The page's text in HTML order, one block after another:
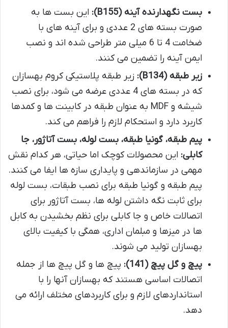
بست نگهدارنده آینه (B155):
این بست ها به
صورت بسته های 2 عددی و برای آینه های با
ضخامت 4 تا 6 میلی متر طراحی شده اند و نصب
ایمن آینه را تضمین می کنند.
زیر طبقه (B134):
زیر طبقه پلاستیکی کروم بهسازان
که در بسته های 4 عددی عرضه می شود، برای نصب
شیشه و MDF به عنوان طبقه در کابینت ها و کمدها
کاربرد دارد و استحکام لازم را فراهم می کند.
پیم طبقه، گونیا طبقه، بست لوله، بست آتاژور، جا
کابلی: این محصولات کوچک اما حیاتی، هر کدام نقش
مهمی در سازماندهی و پایداری سازه ها ایفا می کنند.
پیم طبقه و گونیا طبقه برای نصب طبقات، بست لوله
برای ثابت نگه داشتن لوله ها، بست آتاژور برای
اتصالات خاص و جا کابلی برای نظم بخشیدن به کابل
ها در میزها و مبلمان اداری، همگی با کیفیت بالای
بهسازان تولید می شوند.
پیچ و گل پیچ (141):
پیچ ها و گل پیچ ها از جمله
اتصالات اساسی هستند که بهسازان آنها را با
استانداردهای لازم و برای کاربردهای مختلف ارائه می
دهد.